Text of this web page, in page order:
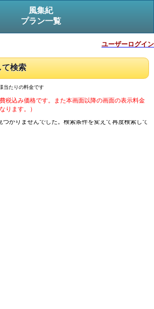
風集紀
プラン一覧
ユーザーログイン
て検索
当たりの料金です
税込み価格です。また本画面以降の画面の表示料金
ります。）
つかりませんでした。検索条件を変えて再度検索して